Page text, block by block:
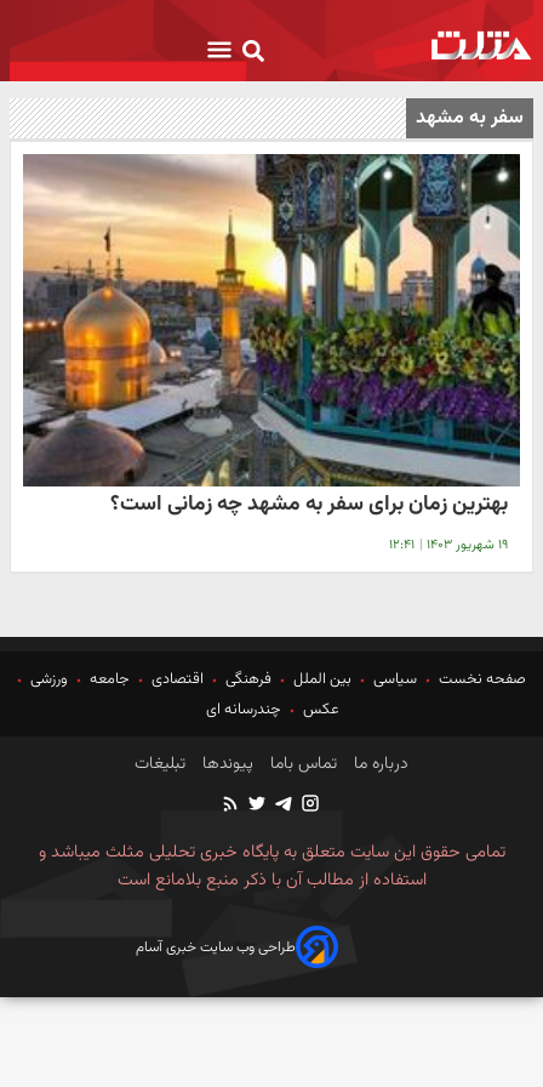
سفر به مشهد
بهترین زمان برای سفر به مشهد چه زمانی است؟
۱۹ شهریور ۱۴۰۳ | ۱۲:۴۱
صفحه نخست سیاسی بین الملل فرهنگی اقتصادی جامعه
ورزشی
عکس
چندرسانه ای
درباره ما تماس باما پیوندها تبلیغات
تمامی حقوق این سایت متعلق به پایگاه خبری تحلیلی مثلث میباشد و
استفاده از مطالب آن با ذکر منبع بلامانع است
طراحی وب سایت خبری آسام